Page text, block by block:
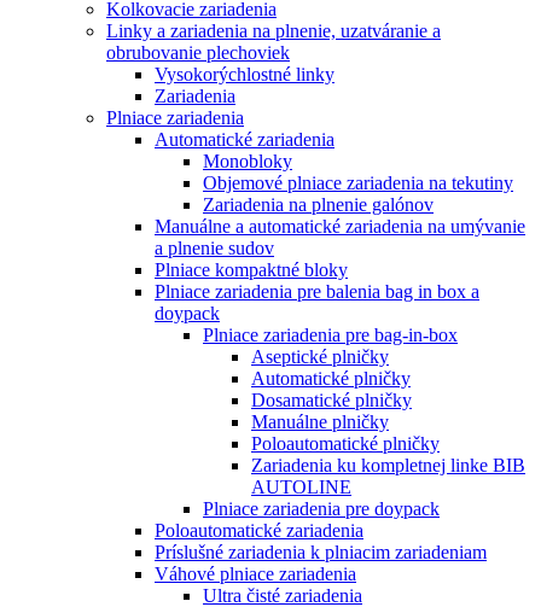
Kolkovacie zariadenia
Linky a zariadenia na plnenie, uzatváranie a
obrubovanie plechoviek
Vysokorýchlostné linky
Zariadenia
Plniace zariadenia
Automatické zariadenia
Monobloky
Objemové plniace zariadenia na tekutiny
Zariadenia na plnenie galónov
Manuálne a automatické zariadenia na umývanie
a plnenie sudov
Plniace kompaktné bloky
Plniace zariadenia pre balenia bag in box a
doypack
Plniace zariadenia pre bag-in-box
Aseptické plničky
Automatické plničky
Dosamatické plničky
Manuálne plničky
Poloautomatické plničky
Zariadenia ku kompletnej linke BIB
AUTOLINE
Plniace zariadenia pre doypack
Poloautomatické zariadenia
Príslušné zariadenia k plniacim zariadeniam
Váhové plniace zariadenia
Ultra čisté zariadenia